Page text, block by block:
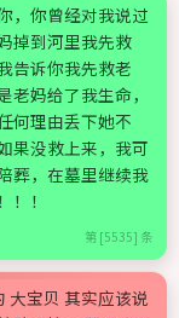
，你曾经对我说过
掉到河里我先救
告诉你我先救老
老妈给了我生命，
何理由丢下她不
果没救上来，我可
葬，在墓里继续我
！！
第 [5535] 条
大宝贝 其实应该说